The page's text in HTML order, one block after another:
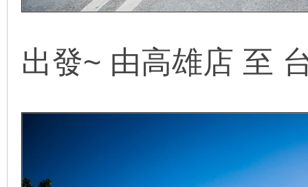
出發~ 由高雄店 至